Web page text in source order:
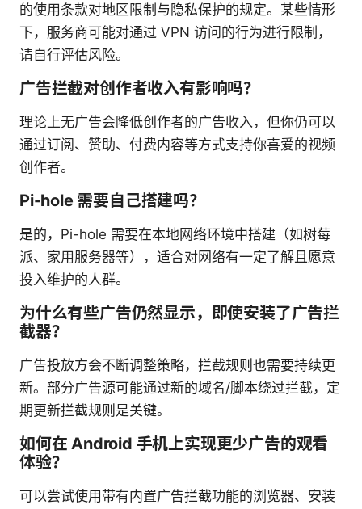
的使用条款对地区限制与隐私保护的规定。某些情形
下，服务商可能对通过 VPN 访问的行为进行限制，
请自行评估风险。
广告拦截对创作者收入有影响吗？
理论上无广告会降低创作者的广告收入，但你仍可以
通过订阅、赞助、付费内容等方式支持你喜爱的视频
创作者。
Pi-hole 需要自己搭建吗？
是的，Pi-hole 需要在本地网络环境中搭建（如树莓
派、家用服务器等），适合对网络有一定了解且愿意
投入维护的人群。
为什么有些广告仍然显示，即使安装了广告拦
截器？
广告投放方会不断调整策略，拦截规则也需要持续更
新。部分广告源可能通过新的域名/脚本绕过拦截，定
期更新拦截规则是关键。
如何在 Android 手机上实现更少广告的观看
体验？
可以尝试使用带有内置广告拦截功能的浏览器、安装